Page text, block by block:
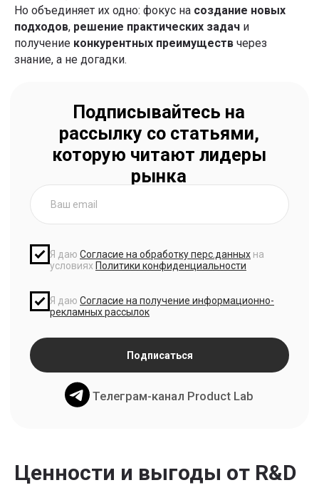
Но объединяет их одно: фокус на создание новых
подходов, решение практических задач и
получение конкурентных преимуществ через
знание, а не догадки.
Ценности и выгоды от R&D